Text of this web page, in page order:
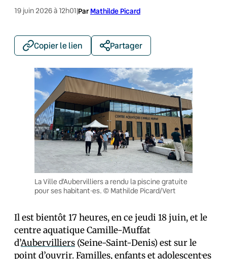
19 juin 2026 à 12h01|Par Mathilde Picard
Copier le lien Partager
La Ville d’Aubervilliers a rendu la piscine gratuite
pour ses habitant·es. © Mathilde Picard/Vert
Il est bientôt 17 heures, en ce jeudi 18 juin, et le
centre aquatique Camille-Muffat
d’Aubervilliers (Seine-Saint-Denis) est sur le
point d’ouvrir. Familles, enfants et adolescent·es